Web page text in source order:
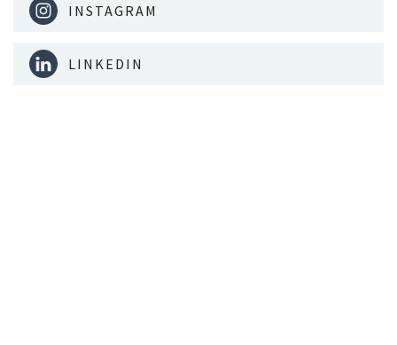
INSTAGRAM
LINKEDIN